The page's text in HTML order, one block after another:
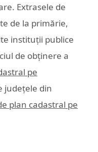
Extrasele de
de la primărie,
instituții publice
de obținere a
pe
județele din
plan cadastral pe